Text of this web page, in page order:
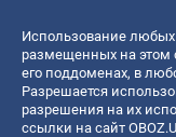
Использование любых
размещенных на этом
его поддоменах, в
Разрешается
разрешения на их
ссылки на сайт